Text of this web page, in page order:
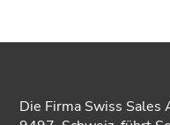
Die Firma Swiss Sales